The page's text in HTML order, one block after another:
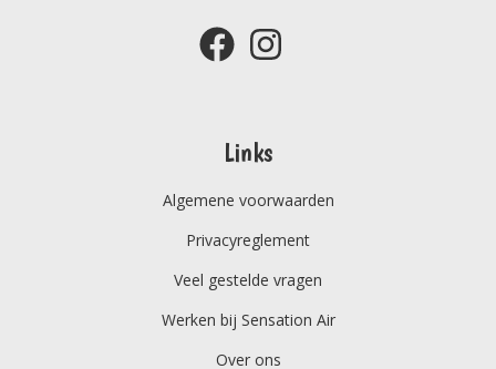
Links
Algemene voorwaarden
Privacyreglement
Veel gestelde vragen
Werken bij Sensation Air
Over ons